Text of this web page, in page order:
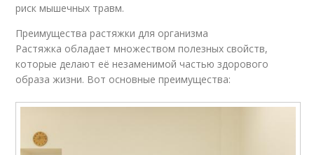
риск мышечных травм.
Преимущества растяжки для организма
Растяжка обладает множеством полезных свойств,
которые делают её незаменимой частью здорового
образа жизни. Вот основные преимущества: